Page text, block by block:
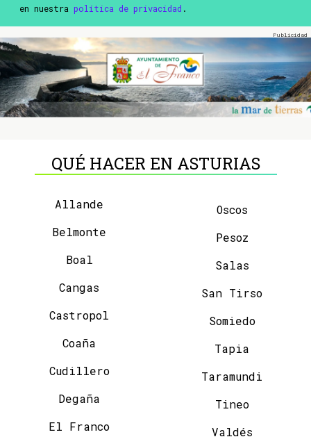
en nuestra política de privacidad .
QUÉ HACER EN ASTURIAS
Allande
Belmonte
Boal
Cangas
Castropol
Coaña
Cudillero
Degaña
El Franco
Oscos
Pesoz
Salas
San Tirso
Somiedo
Tapia
Taramundi
Tineo
Valdés